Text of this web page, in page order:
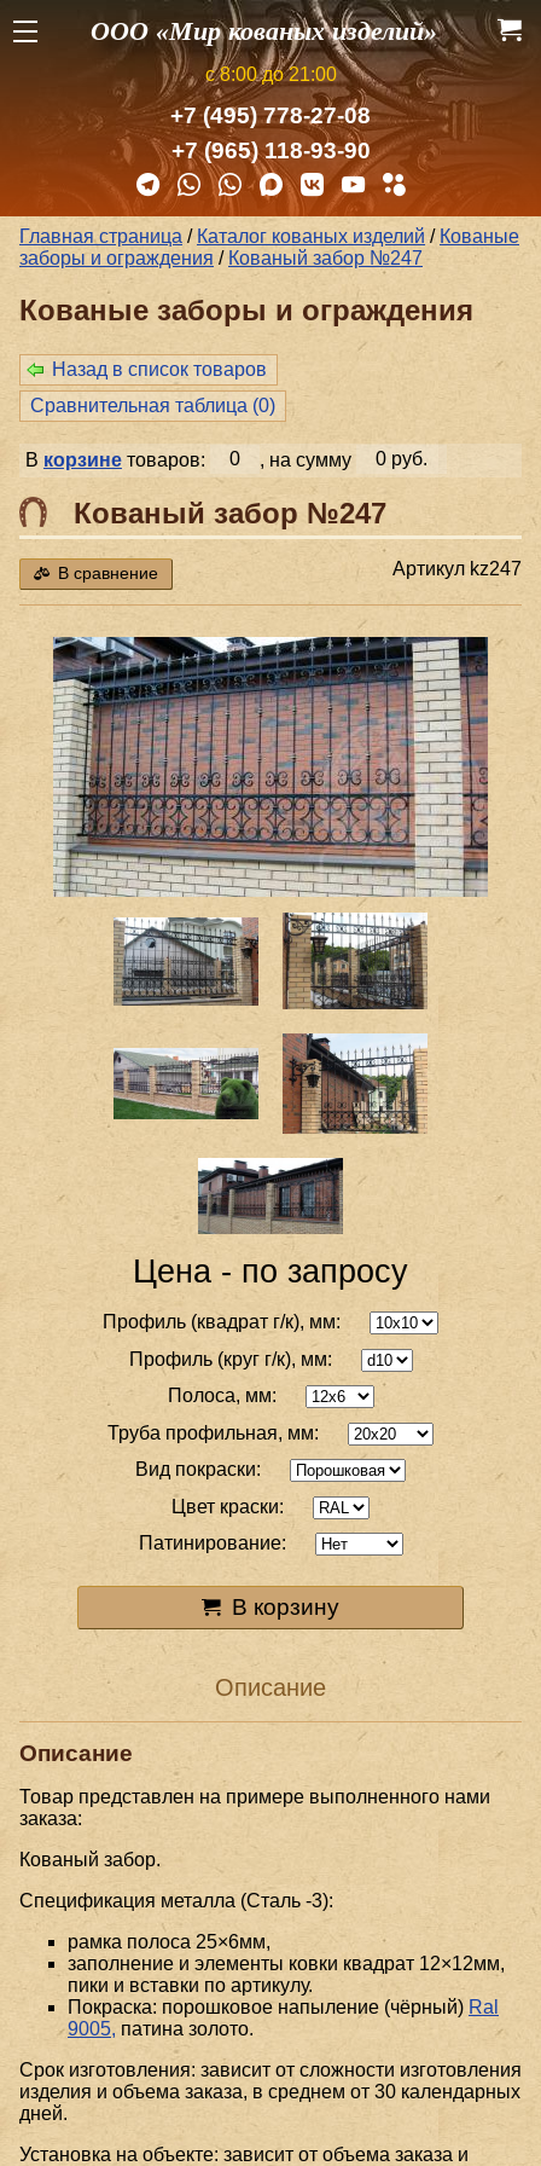
ООО «Мир кованых изделий»
с 8:00 до 21:00
+7 (495) 778-27-08
+7 (965) 118-93-90
Главная страница / Каталог кованых изделий / Кованые
заборы и ог­ражде­ния / Кованый забор №247
Кованые заборы и ог­ражде­ния
Назад в список товаров
Сравнительная таблица (0)
В корзинетоваров: 0 , на сумму 0 руб.
Кованый забор №247
В сравнение Артикул kz247
Цена - по запросу
Профиль (квадрат г/к), мм:
Профиль (круг г/к), мм:
Полоса, мм:
Труба профильная, мм:
Вид покраски:
Цвет краски:
Патинирование:
В корзину
Описание
Описание
Товар представлен на примере выполненного нами
заказа:
Кованый забор.
Спецификация металла (Сталь -3):
рамка полоса 25×6мм,
заполнение и элементы ковки квадрат 12×12мм,
пики и вставки по артикулу.
Покраска: порошковое напыление (чёрный) Ral
9005, патина золото.
Срок изготовления: зависит от сложности изготовления
изделия и объема заказа, в среднем от 30 календарных
дней.
Установка на объекте: зависит от объема заказа и